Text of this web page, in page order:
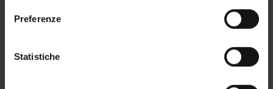
raccogliere informazioni sulla tua posizione
geografica, con un'approssimazione di qualche
Preferenze
Statistiche